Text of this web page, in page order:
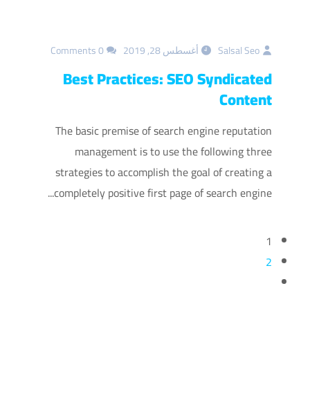
Salsal Seo أغسطس 28, 2019 0 Comments
Best Practices: SEO Syndicated
Content
The basic premise of search engine reputation
management is to use the following three
strategies to accomplish the goal of creating a
completely positive first page of search engine...
1
2